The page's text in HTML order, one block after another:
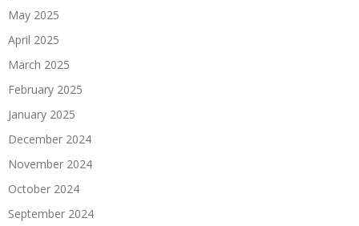
May 2025
April 2025
March 2025
February 2025
January 2025
December 2024
November 2024
October 2024
September 2024